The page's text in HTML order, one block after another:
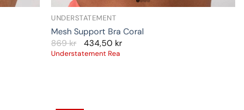
UNDERSTATEMENT
Mesh Support Bra Coral
869kr 434,50 kr
Understatement Rea